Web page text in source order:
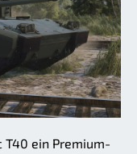
T40 ein Premium-